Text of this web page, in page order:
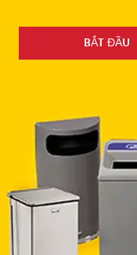
BẮT ĐẦU